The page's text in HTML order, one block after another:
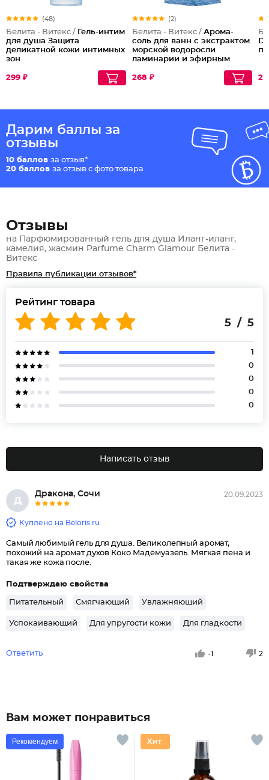
(48)
Белита - Витекс / Гель-интим
для душа Защита
деликатной кожи интимных
зон
299 ₽
(2)
Белита - Витекс / Арома-
соль для ванн с экстрактом
морской водоросли
ламинарии и эфирным
Океаническая
268 ₽
Дарим баллы за
отзывы
10 баллов за отзыв*
20 баллов за отзыв с фото товара
Отзывы
на Парфюмированный гель для душа Иланг-иланг,
камелия, жасмин Parfume Charm Glamour Белита -
Витекс
Правила публикации отзывов*
Рейтинг товара
5 / 5
1
0
0
0
0
Написать отзыв
Д
Дракона, Сочи 20.09.2023
Куплено на Beloris.ru
Самый любимый гель для душа. Великолепный аромат,
похожий на аромат духов Коко Мадемуазель. Мягкая пена и
такая же кожа после.
Подтверждаю свойства
Питательный Смягчающий Увлажняющий
Успокаивающий Для упругости кожи Для гладкости
Ответить -1 2
Вам может понравиться
Рекомендуем